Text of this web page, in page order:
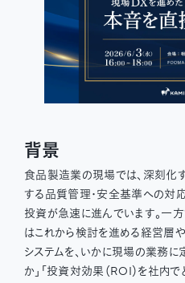
背景
食品製造業の現場では、深刻化
する品質管理・安全基準への対
投資が急速に進んでいます。一
はこれから検討を進める経営層
システムを、いかに現場の業務
か」「投資対効果（ROI）を社内